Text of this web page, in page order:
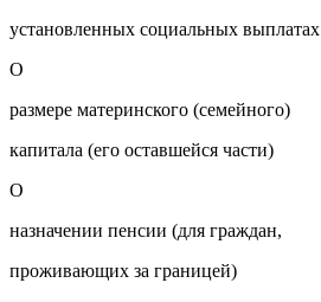
установленных социальных выплатах
О
размере материнского (семейного)
капитала (его оставшейся части)
О
назначении пенсии (для граждан,
проживающих за границей)